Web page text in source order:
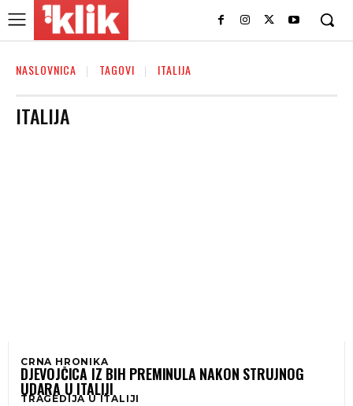
NASLOVNICA TAGOVI ITALIJA
ITALIJA
CRNA HRONIKA
DJEVOJČICA IZ BIH PREMINULA NAKON STRUJNOG
UDARA U ITALIJI
TRAGEDIJA U ITALIJI